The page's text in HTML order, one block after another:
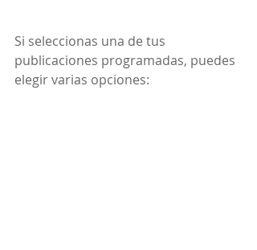
Si seleccionas una de tus
publicaciones programadas, puedes
elegir varias opciones: